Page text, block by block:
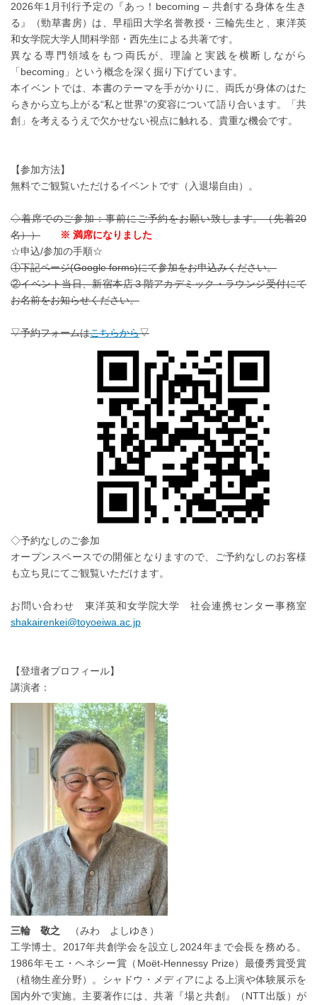
2026年1月刊行予定の『あっ！becoming – 共創する身体を生き
る』（勁草書房）は、早稲田大学名誉教授・三輪先生と、東洋英
和女学院大学人間科学部・西先生による共著です。
異なる専門領域をもつ両氏が、理論と実践を横断しながら
「becoming」という概念を深く掘り下げています。
本イベントでは、本書のテーマを手がかりに、両氏が身体のはた
らきから立ち上がる“私と世界”の変容について語り合います。「共
創」を考えるうえで欠かせない視点に触れる、貴重な機会です。
【参加方法】
無料でご観覧いただけるイベントです（入退場自由）。
◇着席でのご参加：事前にご予約をお願い致します。（先着20
名））
※ 満席になりました
☆申込/参加の手順☆
①下記ページ(Google forms)にて参加をお申込みください。
②イベント当日、新宿本店３階アカデミック・ラウンジ受付にて
お名前をお知らせください。
▽予約フォームはこちらから▽
◇予約なしのご参加
オープンスペースでの開催となりますので、ご予約なしのお客様
も立ち見にてご観覧いただけます。
お問い合わせ 東洋英和女学院大学 社会連携センター事務室
shakairenkei@toyoeiwa.ac.jp
【登壇者プロフィール】
講演者：
三輪 敬之 （みわ よしゆき）
工学博士。2017年共創学会を設立し2024年まで会長を務める。
1986年モエ・ヘネシー賞（Moët-Hennessy Prize）最優秀賞受賞
（植物生産分野）。シャドウ・メディアによる上演や体験展示を
国内外で実施。主要著作には、共著『場と共創』（NTT出版）が